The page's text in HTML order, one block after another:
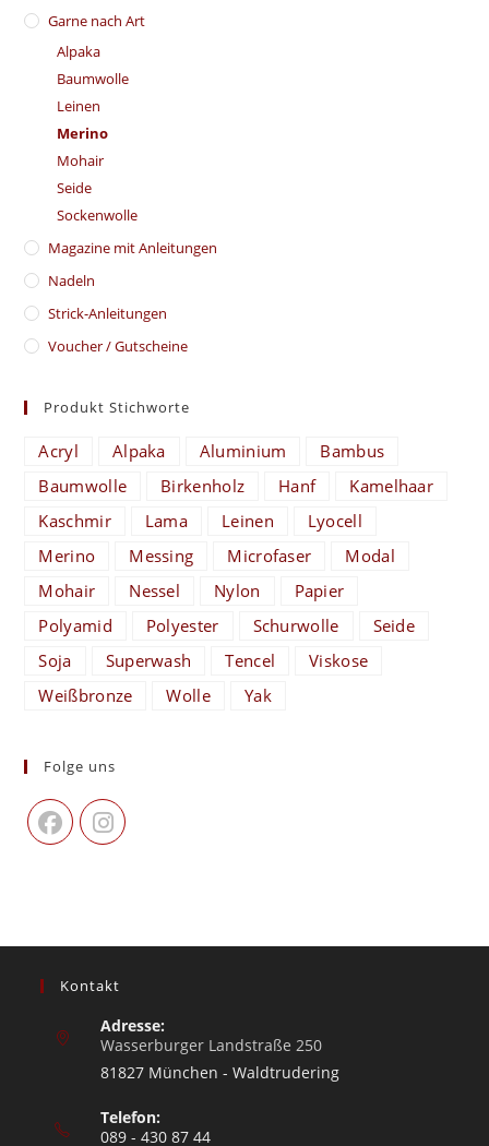
Garne nach Art
Alpaka
Baumwolle
Leinen
Merino
Mohair
Seide
Sockenwolle
Magazine mit Anleitungen
Nadeln
Strick-Anleitungen
Voucher / Gutscheine
Produkt Stichworte
Acryl Alpaka Aluminium
Bambus
Baumwolle
Birkenholz Hanf
Kamelhaar
Kaschmir
Lama Leinen
Lyocell
Merino
Messing Microfaser
Modal
Mohair
Nessel Nylon
Papier
Polyamid
Polyester Schurwolle
Seide
Soja
Superwash Tencel
Viskose
Weißbronze
Wolle Yak
Folge uns
Kontakt
Adresse:
Wasserburger Landstraße 250
81827 München - Waldtrudering
Telefon:
089 - 430 87 44